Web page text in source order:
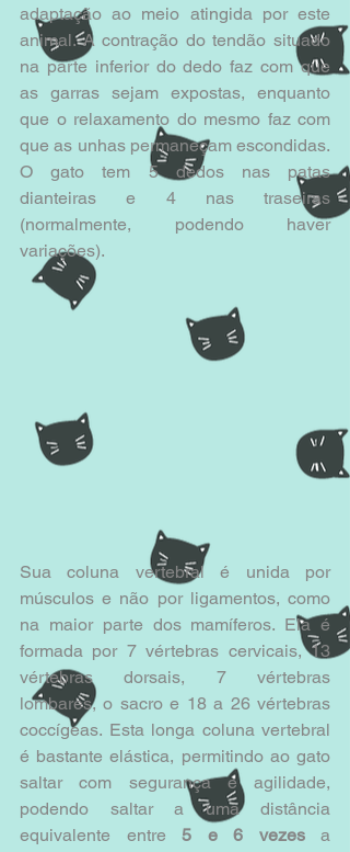
adaptação ao meio atingida por este
animal. A contração do tendão situado
na parte inferior do dedo faz com que
as garras sejam expostas, enquanto
que o relaxamento do mesmo faz com
que as unhas permaneçam escondidas.
O gato tem 5 dedos nas patas
dianteiras e 4 nas traseiras
(normalmente, podendo haver
variações).
Sua coluna vertebral é unida por
músculos e não por ligamentos, como
na maior parte dos mamíferos. Ela é
formada por 7 vértebras cervicais, 13
vértebras dorsais, 7 vértebras
lombares, o sacro e 18 a 26 vértebras
coccígeas. Esta longa coluna vertebral
é bastante elástica, permitindo ao gato
saltar com segurança e agilidade,
podendo saltar a uma distância
equivalente entre 5 e 6 vezes a